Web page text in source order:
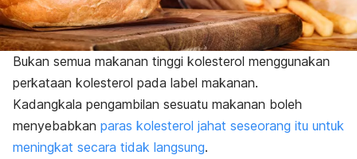
Bukan semua makanan tinggi kolesterol menggunakan
perkataan kolesterol pada label makanan.
Kadangkala pengambilan sesuatu makanan boleh
menyebabkan paras kolesterol jahat seseorang itu untuk
meningkat secara tidak langsung.